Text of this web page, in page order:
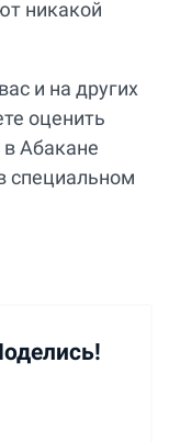
никакой
и на других
оценить
Абакане
специальном